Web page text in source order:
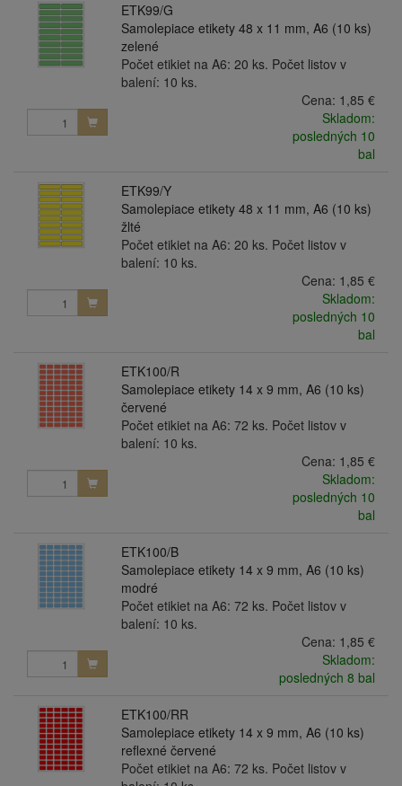
ETK99/G
Samolepiace etikety 48 x 11 mm, A6 (10 ks)
zelené
Počet etikiet na A6: 20 ks. Počet listov v
balení: 10 ks.
Cena: 1,85 €
Skladom:
posledných 10
bal
ETK99/Y
Samolepiace etikety 48 x 11 mm, A6 (10 ks)
žlté
Počet etikiet na A6: 20 ks. Počet listov v
balení: 10 ks.
Cena: 1,85 €
Skladom:
posledných 10
bal
ETK100/R
Samolepiace etikety 14 x 9 mm, A6 (10 ks)
červené
Počet etikiet na A6: 72 ks. Počet listov v
balení: 10 ks.
Cena: 1,85 €
Skladom:
posledných 10
bal
ETK100/B
Samolepiace etikety 14 x 9 mm, A6 (10 ks)
modré
Počet etikiet na A6: 72 ks. Počet listov v
balení: 10 ks.
Cena: 1,85 €
Skladom:
posledných 8 bal
ETK100/RR
Samolepiace etikety 14 x 9 mm, A6 (10 ks)
reflexné červené
Počet etikiet na A6: 72 ks. Počet listov v